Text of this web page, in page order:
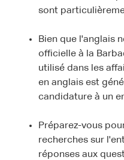
sont
Bien que l'anglais
officielle à la
utilisé dans les
en anglais est
candidature à un
Préparez-vous
recherches sur
réponses aux